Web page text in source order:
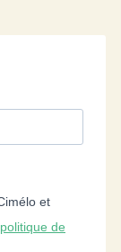
et
politique de